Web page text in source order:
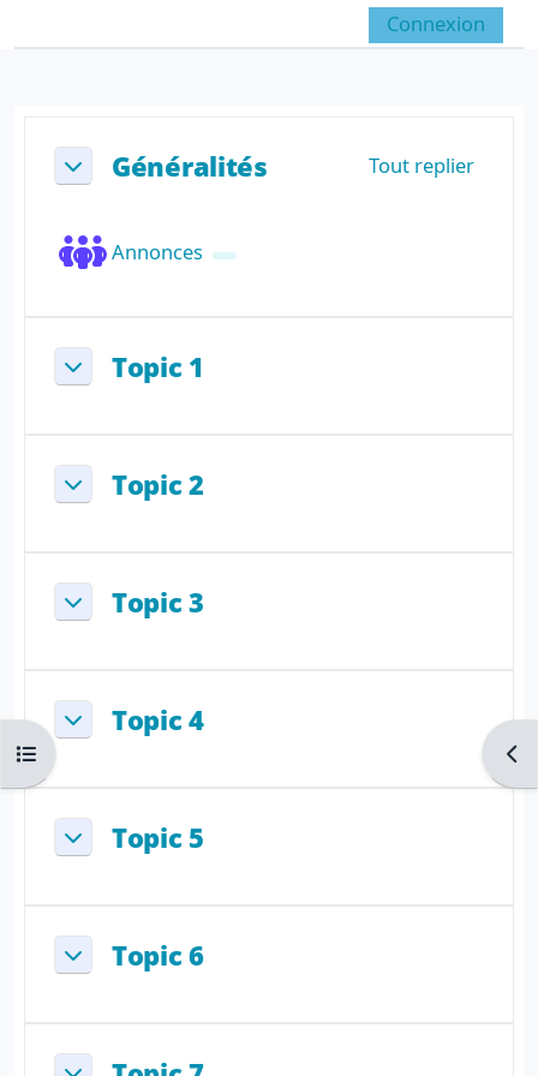
Panneau latéral
Activer/désactiver la
Connexion
Ouvrir l’index du cours
ReplierGénéralités Tout replier
Annonces Forum
ReplierTopic 1
ReplierTopic 2
ReplierTopic 3
ReplierTopic 4
ReplierTopic 5
ReplierTopic 6